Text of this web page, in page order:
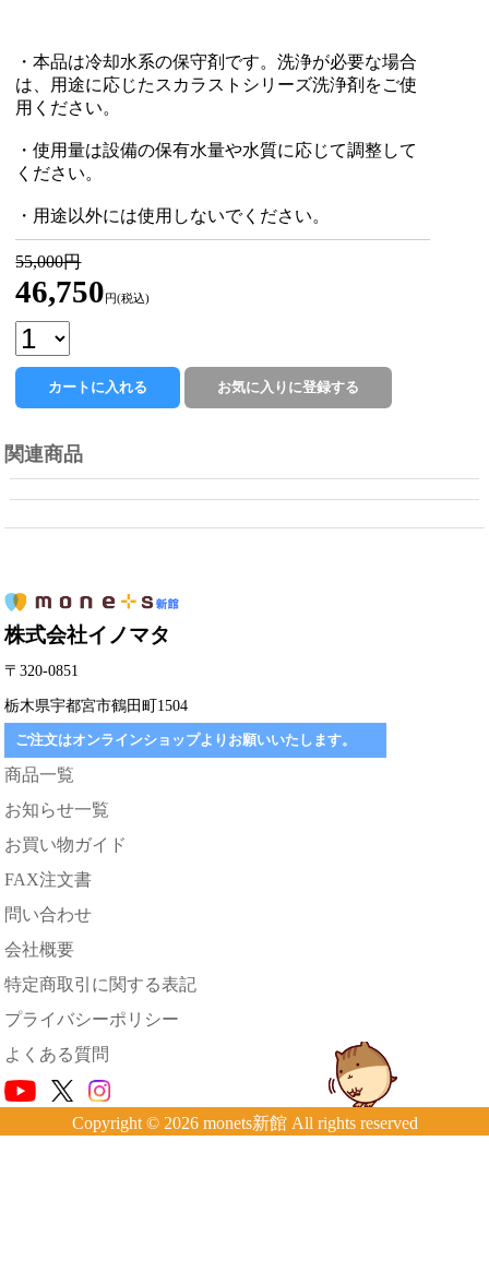
・本品は冷却水系の保守剤です。洗浄が必要な場合
は、用途に応じたスカラストシリーズ洗浄剤をご使
用ください。
・使用量は設備の保有水量や水質に応じて調整して
ください。
・用途以外には使用しないでください。
55,000円
46,750 円(税込)
関連商品
株式会社イノマタ
〒320-0851
栃木県宇都宮市鶴田町1504
ご注文はオンラインショップよりお願いいたします。
商品一覧
お知らせ一覧
お買い物ガイド
FAX注文書
問い合わせ
会社概要
特定商取引に関する表記
プライバシーポリシー
よくある質問
Copyright © 2026 monets新館 All rights reserved